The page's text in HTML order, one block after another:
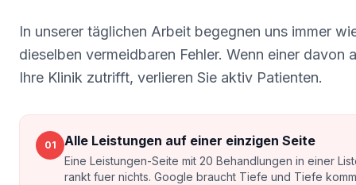
In unserer täglichen Arbeit begegnen uns immer
dieselben vermeidbaren Fehler. Wenn einer davon
Ihre Klinik zutrifft, verlieren Sie aktiv Patienten.
01 Alle Leistungen auf einer einzigen Seite
Eine Leistungen-Seite mit 20 Behandlungen in einer
rankt fuer nichts. Google braucht Tiefe und Tiefe